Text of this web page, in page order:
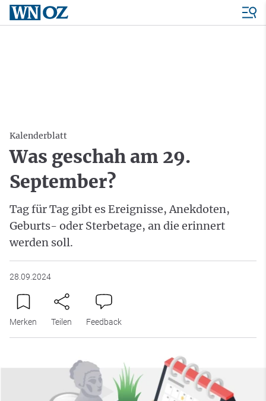
Kalenderblatt
Was geschah am 29.
September?
Tag für Tag gibt es Ereignisse, Anekdoten,
Geburts- oder Sterbetage, an die erinnert
werden soll.
28.09.2024
Merken Teilen Feedback